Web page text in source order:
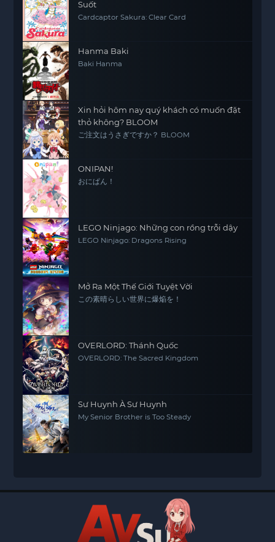
Suốt
Cardcaptor Sakura: Clear Card
Hanma Baki
Baki Hanma
Xin hỏi hôm nay quý khách có muốn đặt
thỏ không? BLOOM
ご注文はうさぎですか？ BLOOM
ONIPAN!
おにぱん！
LEGO Ninjago: Những con rồng trỗi dậy
LEGO Ninjago: Dragons Rising
Mở Ra Một Thế Giới Tuyệt Vời
この素晴らしい世界に爆焔を！
OVERLORD: Thánh Quốc
OVERLORD: The Sacred Kingdom
Sư Huynh À Sư Huynh
My Senior Brother is Too Steady